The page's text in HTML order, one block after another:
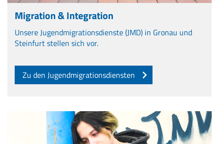
Migration & Integration
Unsere Jugendmigrationsdienste (JMD) in Gronau und
Steinfurt stellen sich vor.
Zu den Jugendmigrationsdiensten